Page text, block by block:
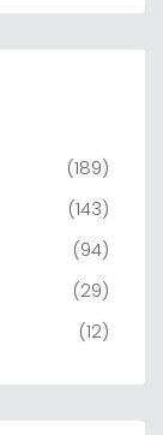
(189)
(143)
(94)
(29)
(12)